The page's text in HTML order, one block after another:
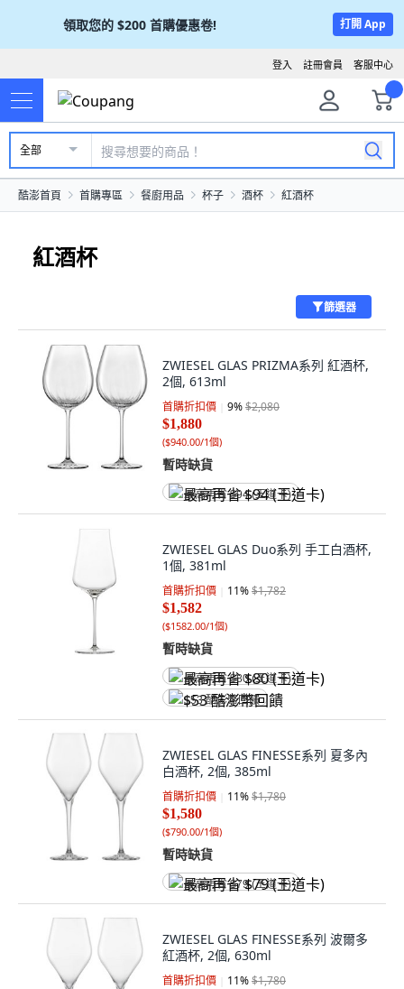
領取您的 $200 首購優惠卷! 打開 App
客服中心
註冊會員
登入
全部
酷澎首頁 首購專區 餐廚用品 杯子 酒杯 紅酒杯
紅酒杯
篩選器
ZWIESEL GLAS PRIZMA系列 紅酒杯,
2個, 613ml
首購折扣價 9%$2,080
$1,880
($940.00/1個)
暫時缺貨
最高再省 $94 (王道卡)
ZWIESEL GLAS Duo系列 手工白酒杯,
1個, 381ml
首購折扣價 11%$1,782
$1,582
($1582.00/1個)
暫時缺貨
最高再省 $80 (王道卡)
$53 酷澎幣回饋
ZWIESEL GLAS FINESSE系列 夏多內
白酒杯, 2個, 385ml
首購折扣價 11%$1,780
$1,580
($790.00/1個)
暫時缺貨
最高再省 $79 (王道卡)
ZWIESEL GLAS FINESSE系列 波爾多
紅酒杯, 2個, 630ml
首購折扣價 11%$1,780